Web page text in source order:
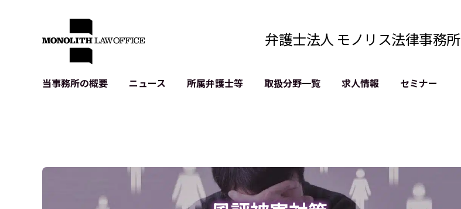
弁護士法人 モノリス法律事務所
当事務所の概要 ニュース 所属弁護士等 取扱分野一覧
生成AI関連法務
記事・LPの薬機法等チェック
GDPR対応支援
求人情報 セミナー